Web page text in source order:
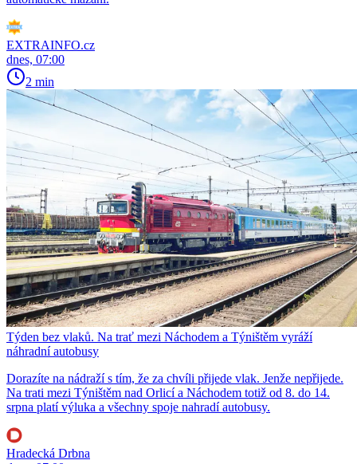
EXTRAINFO.cz
dnes, 07:00
2 min
Týden bez vlaků. Na trať mezi Náchodem a Týništěm vyráží
náhradní autobusy
Dorazíte na nádraží s tím, že za chvíli přijede vlak. Jenže nepřijede.
Na trati mezi Týništěm nad Orlicí a Náchodem totiž od 8. do 14.
srpna platí výluka a všechny spoje nahradí autobusy.
Hradecká Drbna